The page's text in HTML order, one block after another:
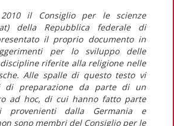
il Consiglio per le scienze
della Repubblica federale di
il proprio documento in
per lo sviluppo delle
riferite alla religione nelle
Alle spalle di questo testo vi
di preparazione da parte di un
ad hoc, di cui hanno fatto parte
provenienti dalla Germania e
sono membri del Consiglio per le